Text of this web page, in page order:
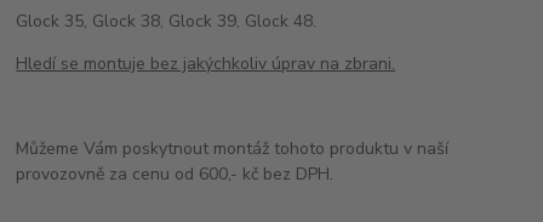
Glock 35, Glock 38, Glock 39, Glock 48.
Hledí se montuje bez jakýchkoliv úprav na zbrani.
Můžeme Vám poskytnout montáž tohoto produktu v naší
provozovně za cenu od 600,- kč bez DPH.